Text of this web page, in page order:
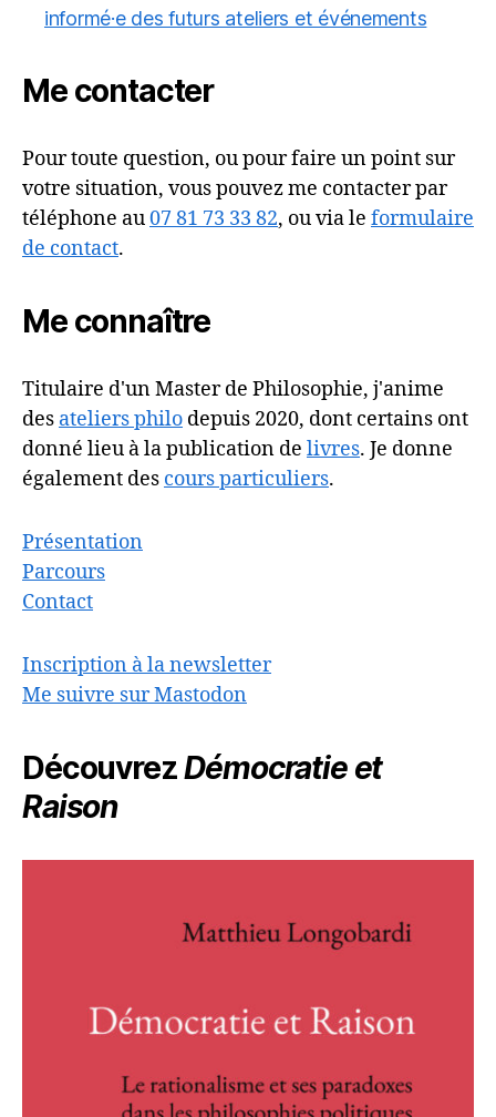
informé·e des futurs ateliers et événements
Me contacter
Pour toute question, ou pour faire un point sur
votre situation, vous pouvez me contacter par
téléphone au07 81 73 33 82, ou via le formulaire
de contact.
Me connaître
Titulaire d'un Master de Philosophie, j'anime
des ateliers philo depuis 2020, dont certains ont
donné lieu à la publication de livres. Je donne
également des cours particuliers.
Présentation
Parcours
Contact
Inscription à la newsletter
Me suivre sur Mastodon
DécouvrezDémocratie et
Raison